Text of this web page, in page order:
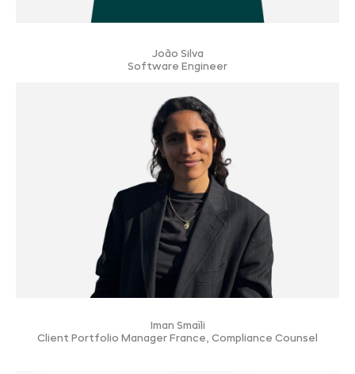
João Silva
Software Engineer
Iman Smaïli
Client Portfolio Manager France, Compliance Counsel